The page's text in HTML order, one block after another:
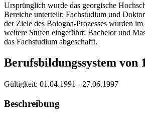
Ursprünglich wurde das georgische
Bereiche unterteilt: Fachstudium und
der Ziele des Bologna-Prozesses wurden
weitere Stufen eingeführt: Bachelor und
das Fachstudium abgeschafft.
Berufsbildungssystem von
Gültigkeit: 01.04.1991 - 27.06.1997
Beschreibung